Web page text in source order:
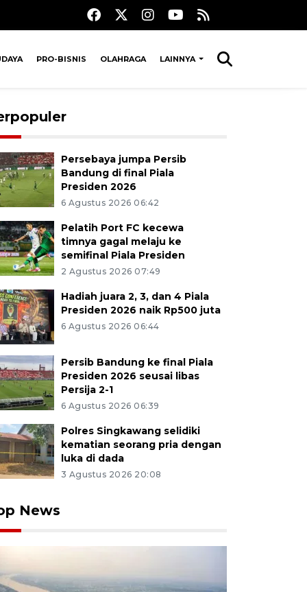
PRO-BISNIS OLAHRAGA LAINNYA
mobilitas angkutan pembawa material
Ness sejak beberapa bulan terakhir sehingga
Persebaya jumpa Persib
Bandung di final Piala
Presiden 2026
6 Agustus 2026 06:42
Pelatih Port FC kecewa
timnya gagal melaju ke
semifinal Piala Presiden
2 Agustus 2026 07:49
Hadiah juara 2, 3, dan 4 Piala
Presiden 2026 naik Rp500 juta
6 Agustus 2026 06:44
Persib Bandung ke final Piala
Presiden 2026 seusai libas
Persija 2-1
6 Agustus 2026 06:39
Polres Singkawang selidiki
kematian seorang pria dengan
luka di dada
3 Agustus 2026 20:08
News